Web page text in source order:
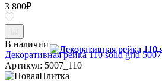
3 800₽
В наличии
Декоративная рейка 110 solid grid 5007
Артикул: 5007_110